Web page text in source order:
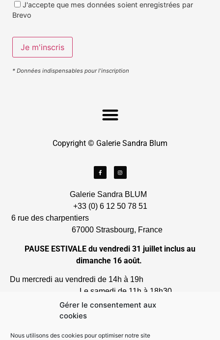
Gérer le consentement aux
cookies
Nous utilisons des cookies pour optimiser notre site
Galerie Sandra BLUM
+33 (0) 6 12 50 78 51
6 rue des charpentiers
67000 Strasbourg, France
PAUSE ESTIVALE du vendredi 31 juillet inclus au
dimanche 16 août.
Du mercredi au vendredi de 14h à 19h
Le samedi de 11h à 18h30
et sur rendez-vous
* Les prix sont indiqués en euros HT
TVA non applicable, article 293B du code général des
J'accepte que mes données soient enregistrées par
Brevo
* Données indispensables pour l'inscription
Copyright © Galerie Sandra Blum